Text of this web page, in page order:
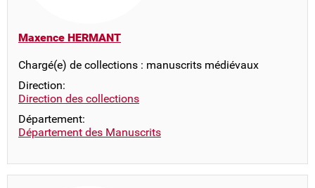
Maxence HERMANT
Chargé(e) de collections : manuscrits médiévaux
Direction:
Direction des collections
Département:
Département des Manuscrits